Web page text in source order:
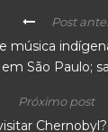
Post
música
em São Paulo;
Próximo post